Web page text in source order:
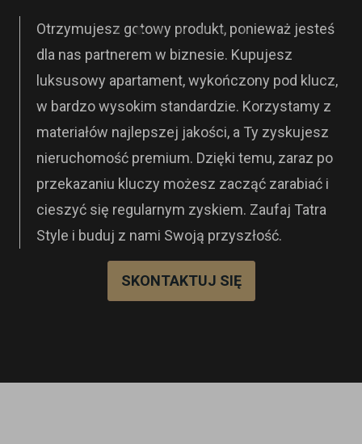
Otrzymujesz gotowy produkt, ponieważ jesteś
dla nas partnerem w biznesie. Kupujesz
luksusowy apartament, wykończony pod klucz,
w bardzo wysokim standardzie. Korzystamy z
materiałów najlepszej jakości, a Ty zyskujesz
nieruchomość premium. Dzięki temu, zaraz po
przekazaniu kluczy możesz zacząć zarabiać i
cieszyć się regularnym zyskiem. Zaufaj Tatra
Style i buduj z nami Swoją przyszłość.
SKONTAKTUJ SIĘ